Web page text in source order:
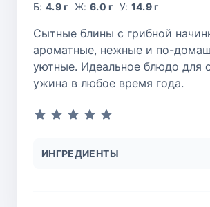
Б:4.9 г Ж: 6.0 г У: 14.9 г
Сытные блины с грибной
ароматные, нежные и по-
уютные. Идеальное блюдо для
ужина в любое время года.
ИНГРЕДИЕНТЫ